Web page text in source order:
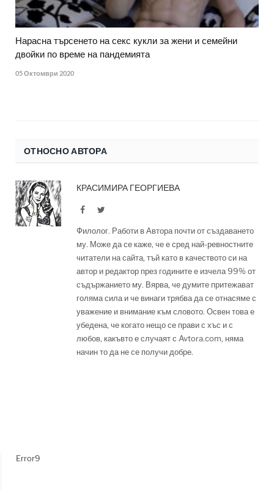
Нарасна търсенето на секс кукли за жени и семейни
двойки по време на пандемията
05 Октомври 2020
ОТНОСНО АВТОРА
КРАСИМИРА ГЕОРГИЕВА
FacebookTwitter
Филолог. Работи в Автора почти от създаването
му. Може да се каже, че е сред най-ревностните
читатели на сайта, тъй като в качеството си на
автор и редактор през годините е изчела 99% от
съдържанието му. Вярва, че думите притежават
голяма сила и че винаги трябва да се отнасяме с
уважение и внимание към словото. Освен това е
убедена, че когато нещо се прави с хъс и с
любов, какъвто е случаят с Avtora.com, няма
начин то да не се получи добре.
Error9